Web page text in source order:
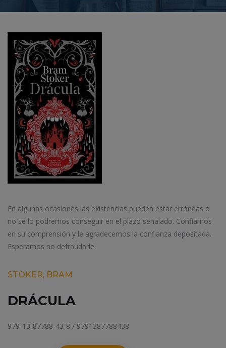
En algunas ocasiones las existencias pueden estar erróneas o
no se lo podremos conseguir en el plazo señalado. Confiamos
en su comprensión y le agradecemos la confianza depositada.
Esperamos no defraudarle.
STOKER, BRAM
DRÁCULA
979-13-87788-43-8 / 9791387788438